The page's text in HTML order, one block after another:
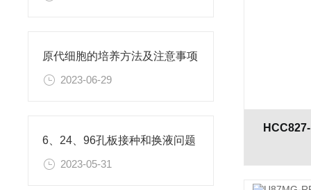
原代细胞的培养方法及注意事项
2023-06-29
6、24、96孔板接种和换液问题
2023-05-31